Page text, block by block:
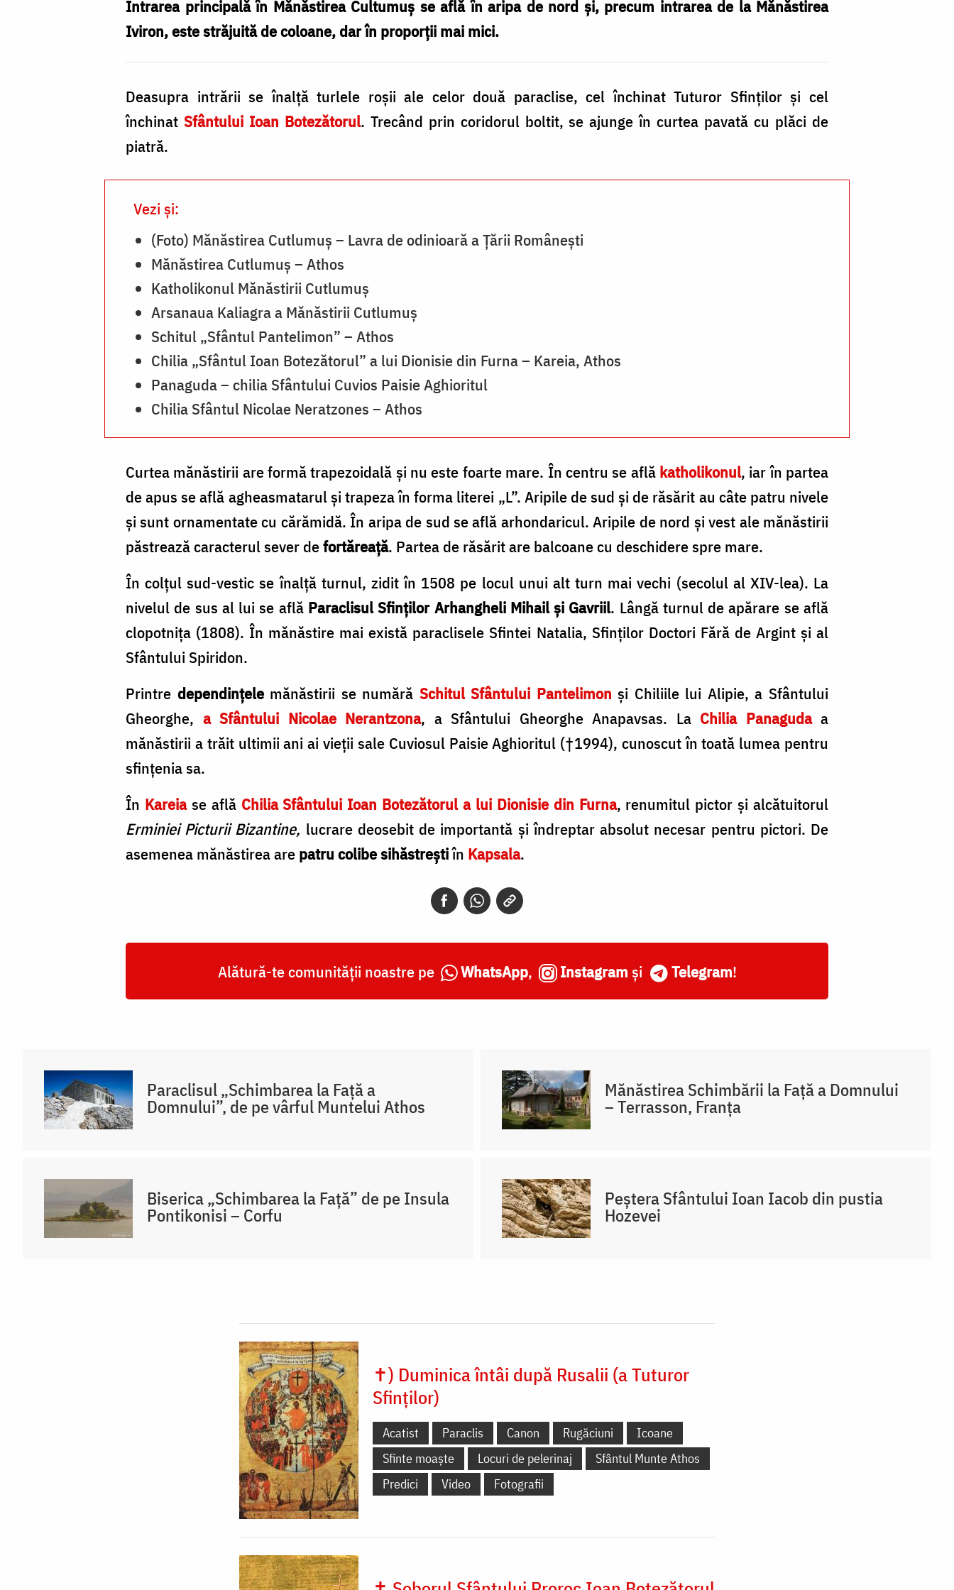
Intrarea principală în Mănăstirea Cultumuș se află în aripa de nord și, precum intrarea de la Mănăstirea
Iviron, este străjuită de coloane, dar în proporții mai mici.
Deasupra intrării se înalţă turlele roşii ale celor două paraclise, cel închinat Tuturor Sfinţilor şi cel
închinat Sfântului Ioan Botezătorul. Trecând prin coridorul boltit, se ajunge în curtea pavată cu plăci de
piatră.
Vezi și:
(Foto) Mănăstirea Cutlumuş – Lavra de odinioară a Ţării Româneşti
Mănăstirea Cutlumuș – Athos
Katholikonul Mănăstirii Cutlumuș
Arsanaua Kaliagra a Mănăstirii Cutlumuș
Schitul „Sfântul Pantelimon” – Athos
Chilia „Sfântul Ioan Botezătorul” a lui Dionisie din Furna – Kareia, Athos
Panaguda – chilia Sfântului Cuvios Paisie Aghioritul
Chilia Sfântul Nicolae Neratzones – Athos
Curtea mănăstirii are formă trapezoidală şi nu este foarte mare. În centru se află katholikonul, iar în partea
de apus se află agheasmatarul şi trapeza în forma literei „L”. Aripile de sud şi de răsărit au câte patru nivele
şi sunt ornamentate cu cărămidă. În aripa de sud se află arhondaricul. Aripile de nord şi vest ale mănăstirii
păstrează caracterul sever defortăreaţă. Partea de răsărit are balcoane cu deschidere spre mare.
În colţul sud-vestic se înalţă turnul, zidit în 1508 pe locul unui alt turn mai vechi (secolul al XIV-lea). La
nivelul de sus al lui se află Paraclisul Sfinţilor Arhangheli Mihail și Gavriil. Lângă turnul de apărare se află
clopotniţa (1808). În mănăstire mai există paraclisele Sfintei Natalia, Sfinţilor Doctori Fără de Argint și al
Sfântului Spiridon.
Printre dependinţelemănăstirii se numără Schitul Sfântului Pantelimon şi Chiliile lui Alipie, a Sfântului
Gheorghe, a Sfântului Nicolae Nerantzona, a Sfântului Gheorghe Anapavsas. La Chilia Panagudaa
mănăstirii a trăit ultimii ani ai vieţii sale Cuviosul Paisie Aghioritul (†1994), cunoscut în toată lumea pentru
sfinţenia sa.
În Kareiase află Chilia Sfântului Ioan Botezătorul a lui Dionisie din Furna, renumitul pictor şi alcătuitorul
Erminiei Picturii Bizantine, lucrare deosebit de importantă şi îndreptar absolut necesar pentru pictori. De
asemenea mănăstirea are patru colibe sihăstreştiîn Kapsala.
Alătură-te comunității noastre pe WhatsApp, Instagram și Telegram!
Paraclisul „Schimbarea la Față a
Domnului”, de pe vârful Muntelui Athos
Mănăstirea Schimbării la Față a Domnului
– Terrasson, Franţa
Biserica „Schimbarea la Față” de pe Insula
Pontikonisi – Corfu
Peștera Sfântului Ioan Iacob din pustia
Hozevei
✝) Duminica întâi după Rusalii (a Tuturor
Sfinților)
Acatist Paraclis Canon Rugăciuni
Icoane
Sfinte moaște
Locuri de pelerinaj
Sfântul Munte Athos
Predici
Video Fotografii